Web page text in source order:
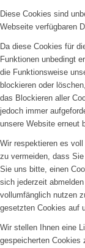
Diese Cookies sind
Webseite verfügbaren
Da diese Cookies für
Funktionen unbedingt
die Funktionsweise
blockieren oder
das Blockieren aller
jedoch immer
unsere Website erneut
Wir respektieren es
zu vermeiden, dass
Sie uns bitte, einen
sich jederzeit
vollumfänglich nutzen
gesetzten Cookies auf
Wir stellen Ihnen eine
gespeicherten Cookies